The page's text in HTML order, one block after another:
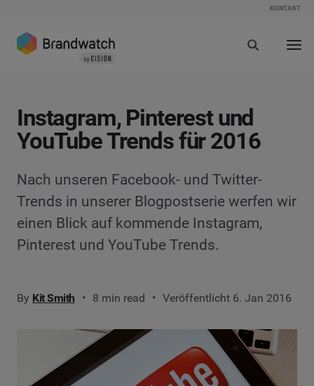
KONTAKT
Instagram, Pinterest und
YouTube Trends für 2016
Nach unseren Facebook- und Twitter-
Trends in unserer Blogpostserie werfen wir
einen Blick auf kommende Instagram,
Pinterest und YouTube Trends.
By Kit Smith 8 min read Veröffentlicht 6. Jan 2016